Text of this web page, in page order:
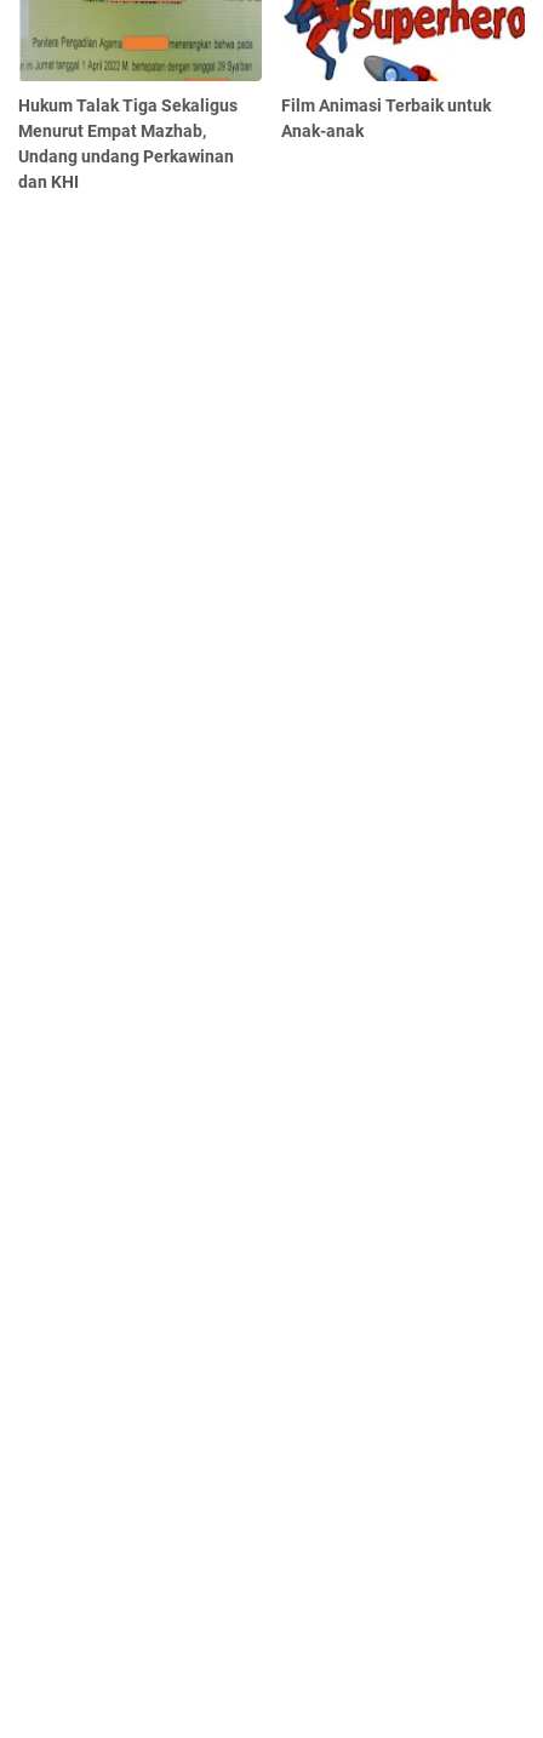
Hukum Talak Tiga Sekaligus
Menurut Empat Mazhab,
Undang undang Perkawinan
dan KHI
Film Animasi Terbaik untuk
Anak-anak